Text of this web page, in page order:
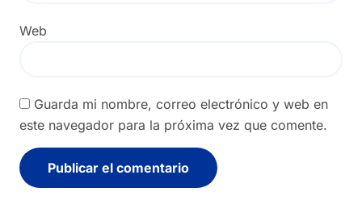
Web
Guarda mi nombre, correo electrónico y web en
este navegador para la próxima vez que comente.